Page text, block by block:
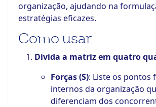
organização, ajudando na
estratégias eficazes.
Como usar
Divida a matriz em quatro
Forças (S): Liste os pontos
internos da organização
diferenciam dos